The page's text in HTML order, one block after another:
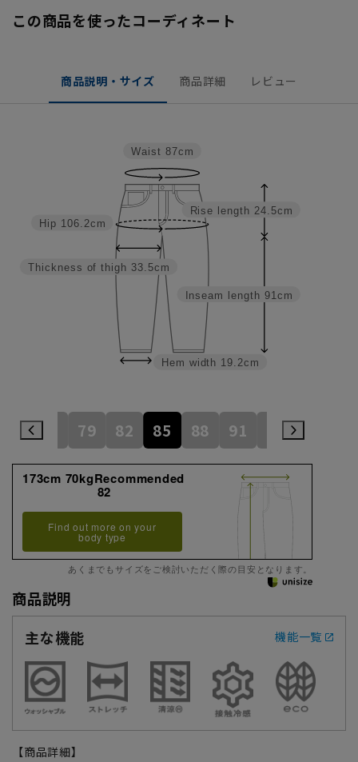
この商品を使ったコーディネート
商品説明・サイズ 商品詳細 レビュー
Inseam length 91cm
Rise length 24.5cm
Hem width 19.2cm
Thickness of thigh 33.5cm
Hip 106.2cm
Waist 87cm
76 79 82 85 88 91 94
173cm 70kgRecommended
82
Find out more on your
body type
あくまでもサイズをご検討いただく際の目安となります。
商品説明
主な機能
機能一覧
【商品詳細】